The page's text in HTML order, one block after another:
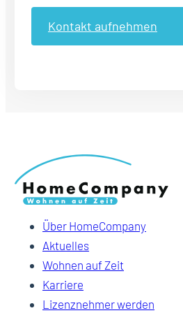
Kontakt aufnehmen
Über HomeCompany
Aktuelles
Wohnen auf Zeit
Karriere
Lizenznehmer werden